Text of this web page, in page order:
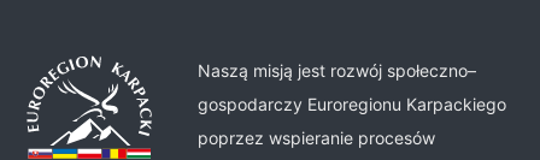
Naszą misją jest rozwój społeczno–
gospodarczy Euroregionu Karpackiego
poprzez wspieranie procesów